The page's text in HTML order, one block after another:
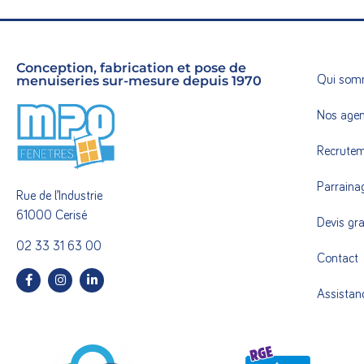
Conception, fabrication et pose de
menuiseries sur-mesure depuis 1970
Rue de l’Industrie
61000 Cerisé
02 33 31 63 00
Qui
Nos
Devis
Contact